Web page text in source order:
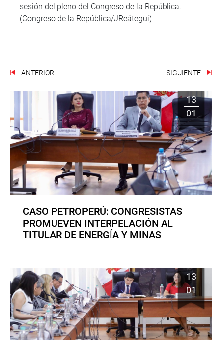
sesión del pleno del Congreso de la República.
(Congreso de la República/JReátegui)
ANTERIOR SIGUIENTE
13
01
CASO PETROPERÚ: CONGRESISTAS
PROMUEVEN INTERPELACIÓN AL
TITULAR DE ENERGÍA Y MINAS
13
01